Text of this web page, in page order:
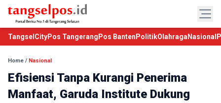
TangselCityPos Tangerang Pos Banten PolitikOlahraga Nasional
Home / Nasional
Efisiensi Tanpa Kurangi Penerima
Manfaat, Garuda Institute Dukung